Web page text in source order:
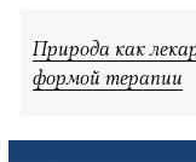
Природа как
формой терапии